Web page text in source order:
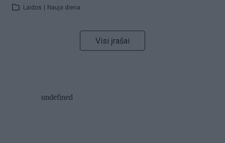
Laidos Nauja diena
Visi įrašai